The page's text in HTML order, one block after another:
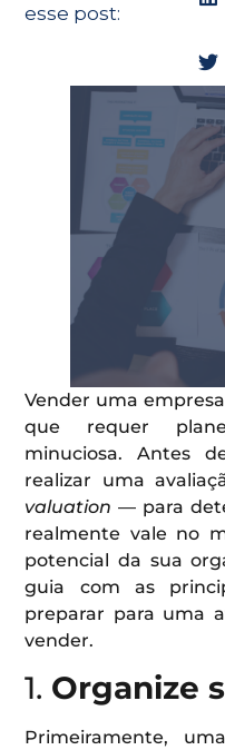
esse post:
Vender uma
que requer
minuciosa. Antes
realizar uma
valuation — para
realmente vale no
potencial da sua
guia com as
preparar para uma
vender.
1. Organize
Primeiramente,